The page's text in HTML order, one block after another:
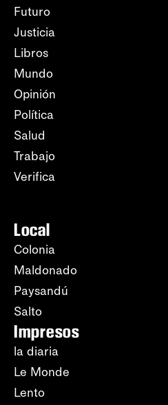
Futuro
Justicia
Libros
Mundo
Opinión
Política
Salud
Trabajo
Verifica
Local
Colonia
Maldonado
Paysandú
Salto
Impresos
la diaria
Le Monde
Lento